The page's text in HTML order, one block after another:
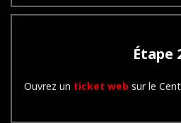
Étape
Ouvrez un ticket websur le